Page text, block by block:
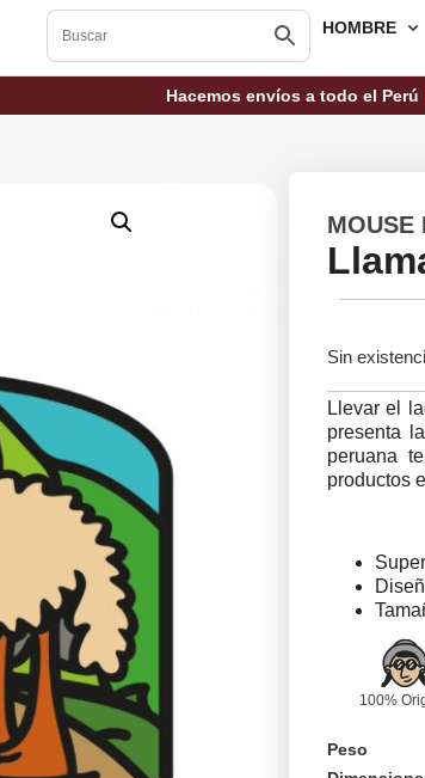
HOMBRE
Hacemos envíos a todo el Perú
MOUSE
Sin
Llevar el
presenta
peruana
productos
100%
Peso